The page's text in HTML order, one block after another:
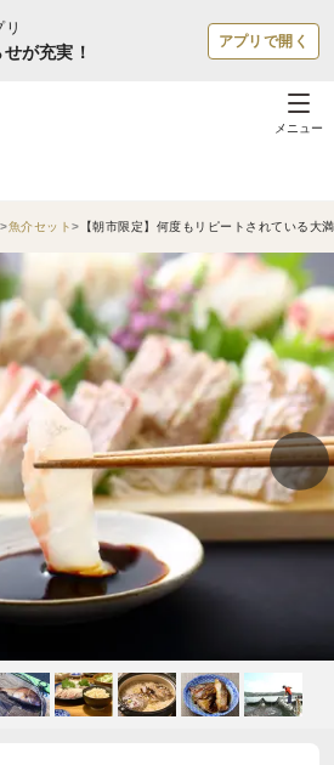
が充実！
アプリで開く
メニュー
魚介セット 【朝市限定】何度もリピートされている大